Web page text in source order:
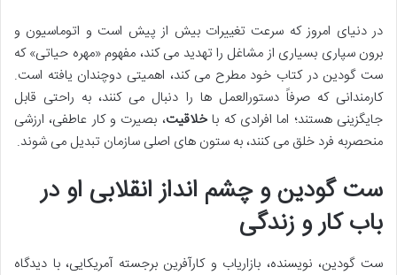
در دنیای امروز که سرعت تغییرات بیش از پیش است و اتوماسیون و
برون سپاری بسیاری از مشاغل را تهدید می کند، مفهوم «مهره حیاتی» که
ست گودین در کتاب خود مطرح می کند، اهمیتی دوچندان یافته است.
کارمندانی که صرفاً دستورالعمل ها را دنبال می کنند، به راحتی قابل
جایگزینی هستند؛ اما افرادی که باخلاقیت، بصیرت و کار عاطفی، ارزشی
منحصربه فرد خلق می کنند، به ستون های اصلی سازمان تبدیل می شوند.
ست گودین و چشم انداز انقلابی او در
باب کار و زندگی
ست گودین، نویسنده، بازاریاب و کارآفرین برجسته آمریکایی، با دیدگاه